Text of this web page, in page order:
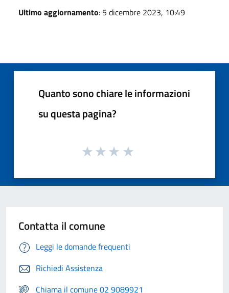
Ultimo aggiornamento: 5 dicembre 2023, 10:49
Quanto sono chiare le informazioni
su questa pagina?
Contatta il comune
Leggi le domande frequenti
Richiedi Assistenza
Chiama il comune 02 9089921